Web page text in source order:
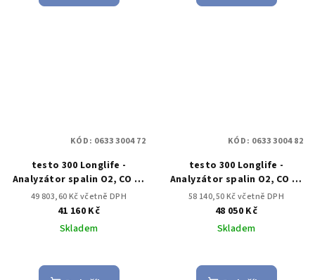
testo 300 Longlife -
Analyzátor spalin O2, CO až
do 4,000 ppm, NO –
dodatečně
namontovatelný
49 803,60 Kč včetně DPH
41 160 Kč
Skladem
KÓD: 0633 3004 72
testo 300 Longlife -
Analyzátor spalin O2, CO až
do 15,000 ppm, NO –
možnost doplnění)
58 140,50 Kč včetně DPH
48 050 Kč
Skladem
KÓD: 0633 3004 82